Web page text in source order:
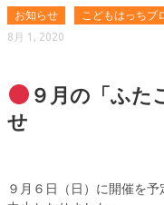
MAP
運営団体
お知らせ こどもはっちブ
8月 1, 2020
９月の「ふた
せ
９月６日（日）に開催を予